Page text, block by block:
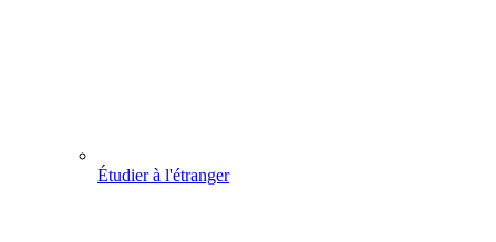
Étudier à l'étranger